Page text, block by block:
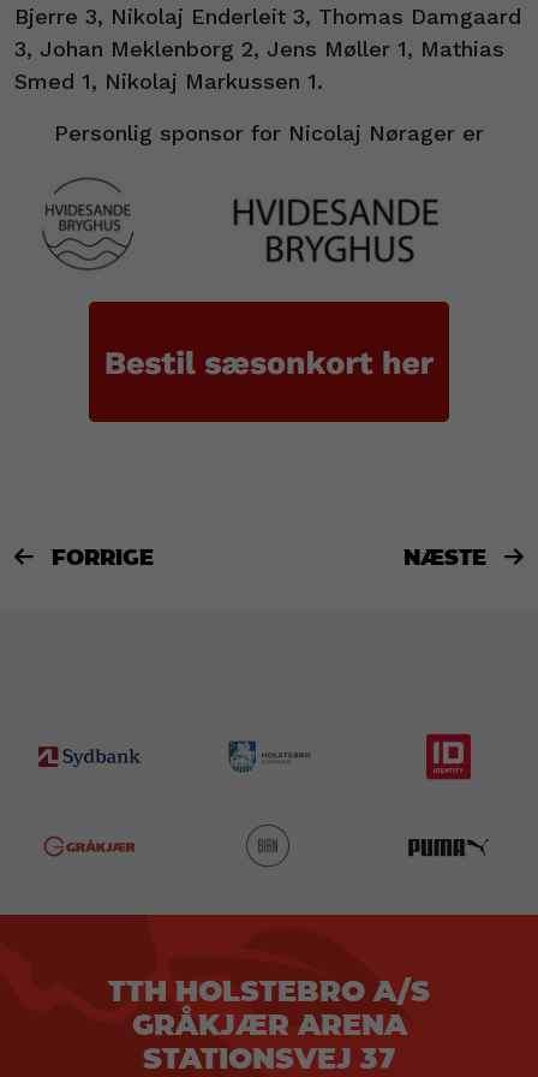
Bjerre 3, Nikolaj Enderleit 3, Thomas Damgaard
3, Johan Meklenborg 2, Jens Møller 1, Mathias
Smed 1, Nikolaj Markussen 1.
Personlig sponsor for Nicolaj Nørager er
 FORRIGE NÆSTE 
TTH HOLSTEBRO A/S
GRÅKJÆR ARENA
STATIONSVEJ 37